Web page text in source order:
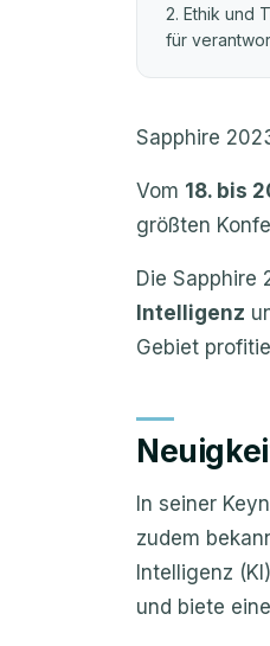
2. Ethik und
für
Sapphire
Vom 18. bis
größten
Die Sapphire
Intelligenz
Gebiet
In seiner
zudem
Intelligenz
und biete